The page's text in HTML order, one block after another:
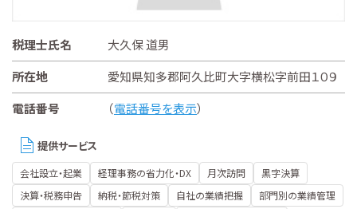
税理士氏名
大久保 道男
所在地
愛知県知多郡阿久比町大字横松字前田１０９
電話番号
（電話番号を表示）
提供サービス
会社設立・起業 経理事務の省力化・DX 月次訪問
黒字決算
決算・税務申告
納税・節税対策 自社の業績把握
部門別の業績管理